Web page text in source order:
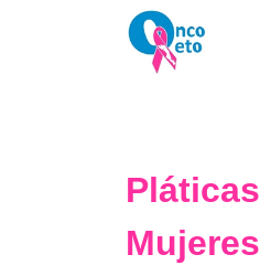
Mujeres